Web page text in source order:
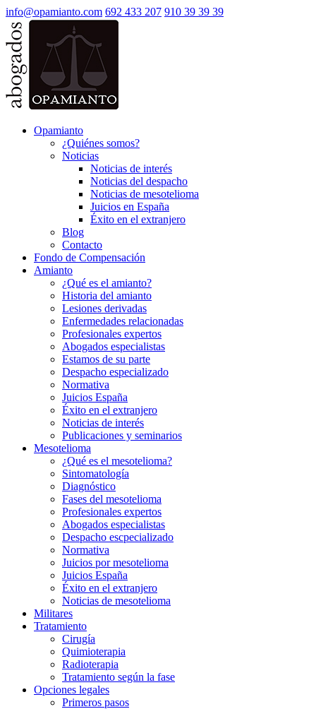
info@opamianto.com 692 433 207 910 39 39 39
Opamianto
¿Quiénes somos?
Noticias
Noticias de interés
Noticias del despacho
Noticias de mesotelioma
Juicios en España
Éxito en el extranjero
Blog
Contacto
Fondo de Compensación
Amianto
¿Qué es el amianto?
Historia del amianto
Lesiones derivadas
Enfermedades relacionadas
Profesionales expertos
Abogados especialistas
Estamos de su parte
Despacho especializado
Normativa
Juicios España
Éxito en el extranjero
Noticias de interés
Publicaciones y seminarios
Mesotelioma
¿Qué es el mesotelioma?
Sintomatología
Diagnóstico
Fases del mesotelioma
Profesionales expertos
Abogados especialistas
Despacho escpecializado
Normativa
Juicios por mesotelioma
Juicios España
Éxito en el extranjero
Noticias de mesotelioma
Militares
Tratamiento
Cirugía
Quimioterapia
Radioterapia
Tratamiento según la fase
Opciones legales
Primeros pasos